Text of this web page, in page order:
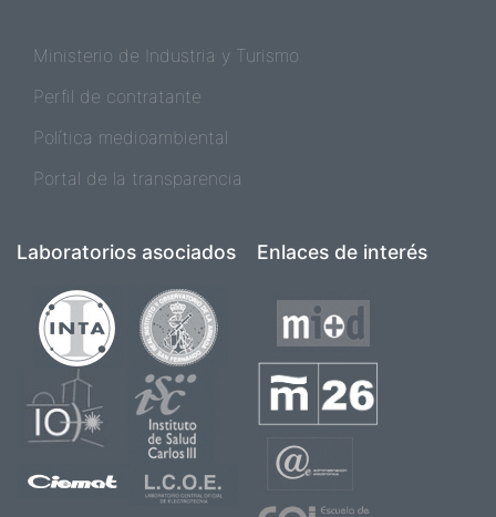
Ministerio de Industria y Turismo
Perfil de contratante
Política medioambiental
Portal de la transparencia
Laboratorios asociados
Imagen Imagen
Imagen Imagen
Imagen Imagen
Enlaces de interés
Imagen
Imagen
Imagen